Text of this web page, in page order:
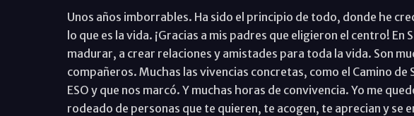
Unos años imborrables. Ha sido el principio de todo, donde he
lo que es la vida. ¡Gracias a mis padres que eligieron el centro! En
madurar, a crear relaciones y amistades para toda la vida. Son
compañeros. Muchas las vivencias concretas, como el Camino de
ESO y que nos marcó. Y muchas horas de convivencia. Yo me
rodeado de personas que te quieren, te acogen, te aprecian y se